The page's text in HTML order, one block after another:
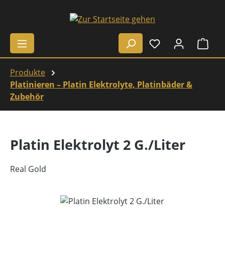
Zum Hauptinhalt springen
Produkte
Platinieren – Platin Elektrolyte, Platinbäder &
Zubehör
Platin Elektrolyt 2 G./Liter
Real Gold
Bildergalerie überspringen